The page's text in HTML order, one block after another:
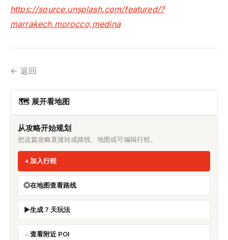
https://source.unsplash.com/featured/?
marrakech,morocco,medina
← 返回
🗺 展开看地图
从攻略开始规划
把这篇攻略直接转成路线、地图或可编辑行程。
加入行程
在地图查看路线
生成 7 天玩法
查看附近 POI